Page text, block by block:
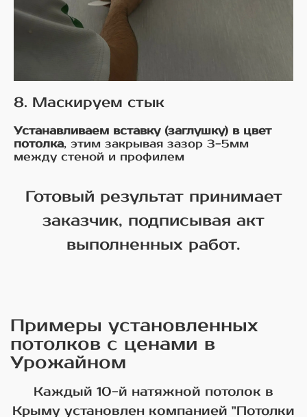
8. Маскируем стык
Устанавливаем вставку (заглушку) в цвет
потолка, этим закрывая зазор 3-5мм
между стеной и профилем
Готовый результат принимает
заказчик, подписывая акт
выполненных работ.
Примеры установленных
потолков с ценами в
Урожайном
Каждый 10-й натяжной потолок в
Крыму установлен компанией "Потолки